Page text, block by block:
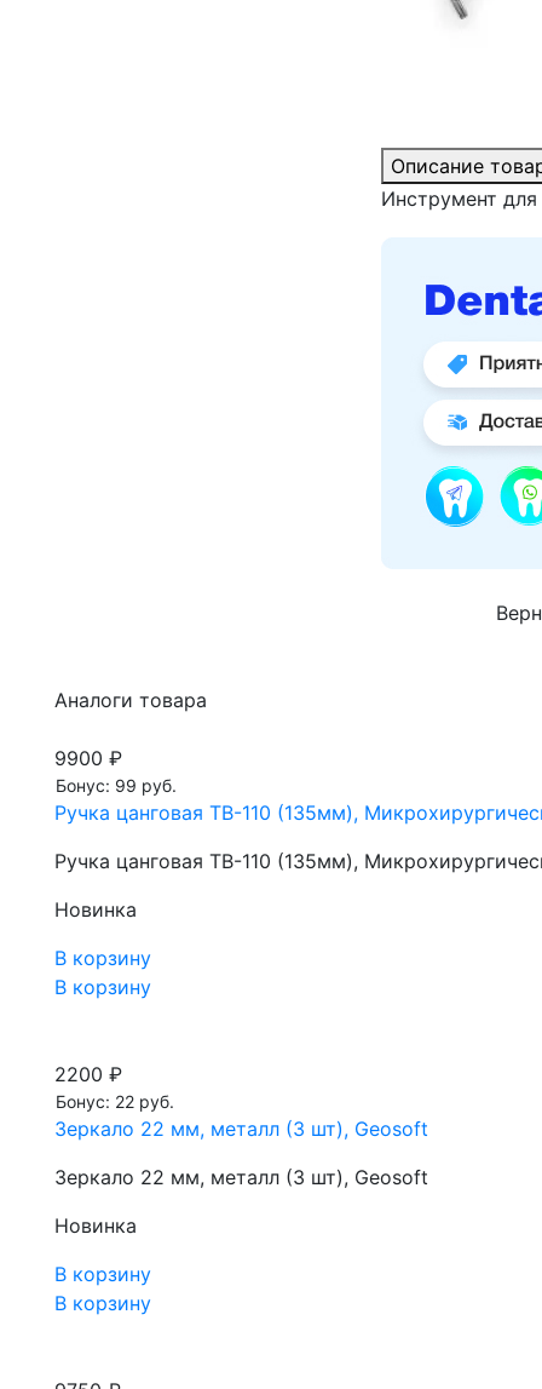
Описание
Инструмент
Аналоги товара
9900 ₽
Бонус: 99 руб.
Ручка цанговая TB-110 (135мм),
Ручка цанговая TB-110 (135мм),
Новинка
В корзину
В корзину
2200 ₽
Бонус: 22 руб.
Зеркало 22 мм, металл (3 шт), Geosoft
Зеркало 22 мм, металл (3 шт), Geosoft
Новинка
В корзину
В корзину